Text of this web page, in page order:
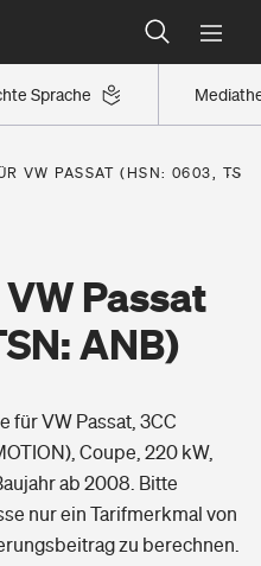
Sprache
finden
eingestuft
finden
VW PASSAT (HSN: 0603,
Passat
ANB)
für VW Passat, 3CC
Coupe, 220 kW,
ab 2008. Bitte
nur ein Tarifmerkmal von
zu berechnen.